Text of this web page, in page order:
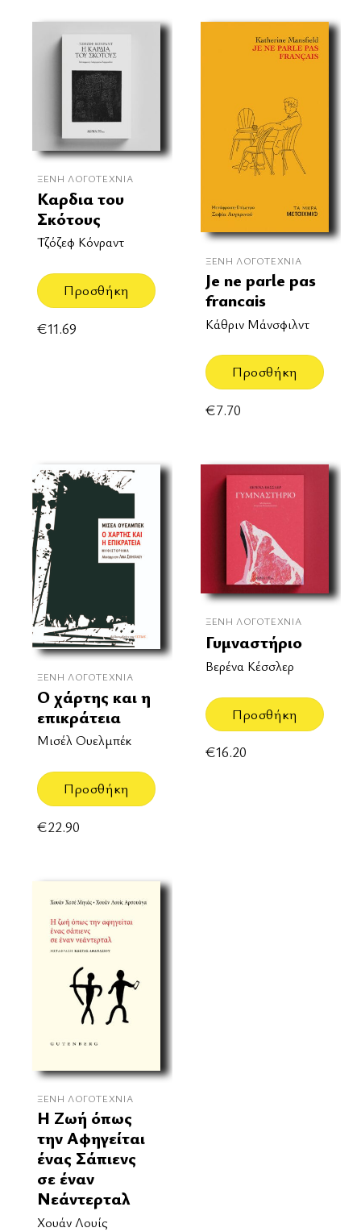
ΞΈΝΗ ΛΟΓΟΤΕΧΝΊΑ
Καρδια του
Σκότους
Τζόζεφ Κόνραντ
Προσθήκη
€11.69
ΞΈΝΗ ΛΟΓΟΤΕΧΝΊΑ
Je ne parle pas
francais
Κάθριν Μάνσφιλντ
Προσθήκη
€7.70
ΞΈΝΗ ΛΟΓΟΤΕΧΝΊΑ
Ο χάρτης και η
επικράτεια
Μισέλ Ουελμπέκ
Προσθήκη
€22.90
ΞΈΝΗ ΛΟΓΟΤΕΧΝΊΑ
Γυμναστήριο
Βερένα Κέσσλερ
Προσθήκη
€16.20
ΞΈΝΗ ΛΟΓΟΤΕΧΝΊΑ
Η Ζωή όπως
την Αφηγείται
ένας Σάπιενς
σε έναν
Νεάντερταλ
Χουάν Λουίς